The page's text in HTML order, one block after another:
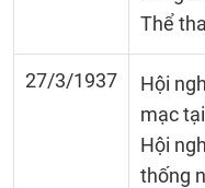
Thể
27/3/1937
Hội
mạc
Hội
thống